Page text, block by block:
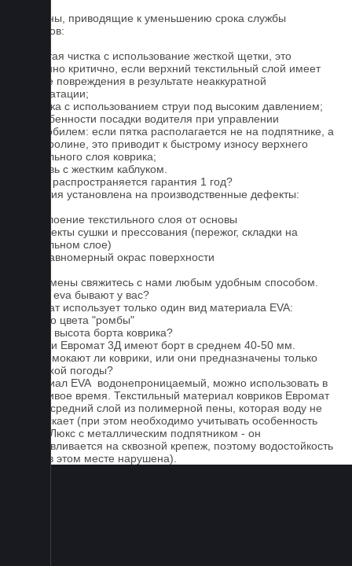
Причины, приводящие к уменьшению срока службы
ковриков:
1. Частая чистка с использование жесткой щетки, это
особенно критично, если верхний текстильный слой имеет
мелкие повреждения в результате неаккуратной
эксплуатации;
2. Мойка с использованием струи под высоким давлением;
3. Особенности посадки водителя при управлении
автомобилем: если пятка располагается не на подпятнике, а
на ковролине, это приводит к быстрому износу верхнего
текстильного слоя коврика;
4. Обувь с жестким каблуком.
На что распространяется гарантия 1 год?
Гарантия установлена на производственные дефекты:
1. Отслоение текстильного слоя от основы
2. Дефекты сушки и прессования (пережог, складки на
текстильном слое)
3. Неравномерный окрас поверхности
Для замены свяжитесь с нами любым удобным способом.
Серые eva бывают у вас?
Евромат использует только один вид материала EVA:
черного цвета "ромбы"
Какова высота борта коврика?
Коврики Евромат 3Д имеют борт в среднем 40-50 мм.
Не промокают ли коврики, или они предназначены только
для сухой погоды?
Материал EVA водонепроницаемый, можно использовать в
дождливое время. Текстильный материал ковриков Евромат
имеет средний слой из полимерной пены, которая воду не
пропускает (при этом необходимо учитывать особенность
серии Люкс с металлическим подпятником - он
устанавливается на сквозной крепеж, поэтому водостойкость
ковра в этом месте нарушена).